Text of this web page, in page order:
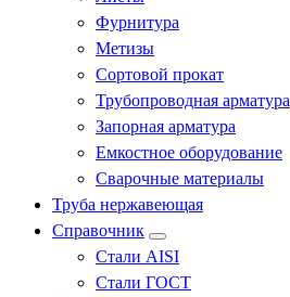
Фурнитура
Метизы
Сортовой прокат
Трубопроводная арматура
Запорная арматура
Емкостное оборудование
Сварочные материалы
Труба нержавеющая
Справочник
Стали AISI
Стали ГОСТ